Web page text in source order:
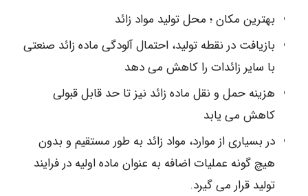
بهترین مکان ؛ محل تولید مواد زائد
بازیافت در نقطه تولید، احتمال آلودگی ماده زائد صنعتی
با سایر زائدات را کاهش می دهد
هزینه حمل و نقل ماده زائد نیز تا حد قابل قبولی
کاهش می یابد
در بسیاری از موارد، مواد زائد به طور مستقیم و بدون
هیچ گونه عملیات اضافه به عنوان ماده اولیه در فرایند
تولید قرار می گیرد.